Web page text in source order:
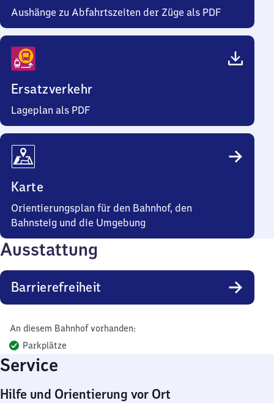
Aushänge zu Abfahrtszeiten der Züge als PDF
Ersatzverkehr
Lageplan als PDF
Karte
Orientierungsplan für den Bahnhof, den
Bahnsteig und die Umgebung
Ausstattung
Barrierefreiheit
An diesem Bahnhof vorhanden:
Parkplätze
Service
Hilfe und Orientierung vor Ort